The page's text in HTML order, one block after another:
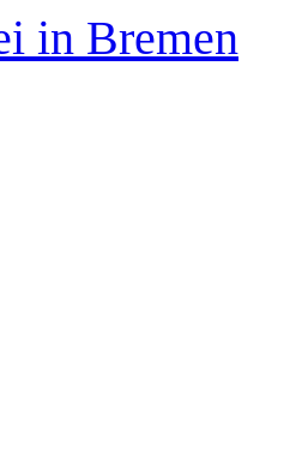
in Bremen